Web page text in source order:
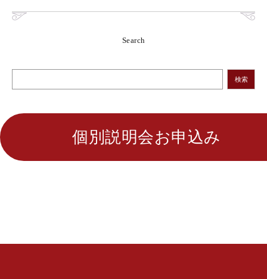
Search
検索
個別説明会お申込み